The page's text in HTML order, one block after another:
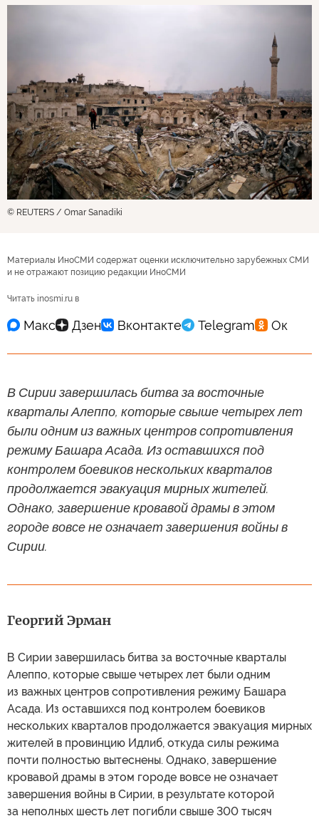
© REUTERS / Omar Sanadiki
Материалы ИноСМИ содержат оценки исключительно зарубежных СМИ
и не отражают позицию редакции ИноСМИ
Читать inosmi.ru в
В Сирии завершилась битва за восточные
кварталы Алеппо, которые свыше четырех лет
были одним из важных центров сопротивления
режиму Башара Асада. Из оставшихся под
контролем боевиков нескольких кварталов
продолжается эвакуация мирных жителей.
Однако, завершение кровавой драмы в этом
городе вовсе не означает завершения войны в
Сирии.
Георгий Эрман
В Сирии завершилась битва за восточные кварталы
Алеппо, которые свыше четырех лет были одним
из важных центров сопротивления режиму Башара
Асада. Из оставшихся под контролем боевиков
нескольких кварталов продолжается эвакуация мирных
жителей в провинцию Идлиб, откуда силы режима
почти полностью вытеснены. Однако, завершение
кровавой драмы в этом городе вовсе не означает
завершения войны в Сирии, в результате которой
за неполных шесть лет погибли свыше 300 тысяч